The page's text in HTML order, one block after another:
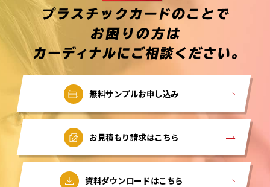
無料サンプルお申し込み
お見積もり請求はこちら
資料ダウンロードはこちら